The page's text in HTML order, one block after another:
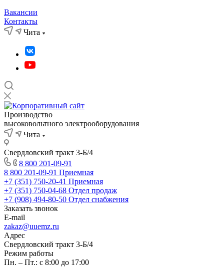
Вакансии
Контакты
Чита
Производство
высоковольтного электрооборудования
Чита
Свердловский тракт 3-Б/4
8 800 201-09-91
8 800 201-09-91 Приемная
+7 (351) 750-20-41 Приемная
+7 (351) 750-04-68 Отдел продаж
+7 (908) 494-80-50 Отдел снабжения
Заказать звонок
E-mail
zakaz@uuemz.ru
Адрес
Свердловский тракт 3-Б/4
Режим работы
Пн. – Пт.: с 8:00 до 17:00